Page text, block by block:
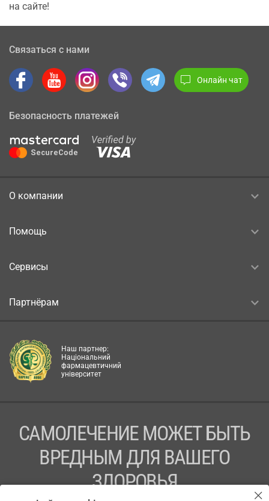
на сайте!
Связаться с нами
Онлайн чат
Безопасность платежей
О компании
Помощь
Сервисы
Партнёрам
Наш партнер:
Національний
фармацевтичний
університет
САМОЛЕЧЕНИЕ МОЖЕТ БЫТЬ
ВРЕДНЫМ ДЛЯ ВАШЕГО
ЗДОРОВЬЯ